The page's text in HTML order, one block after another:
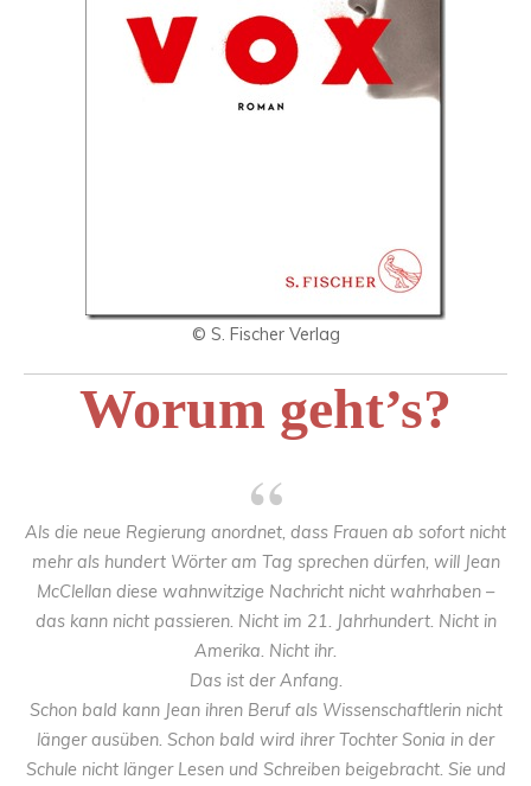
© S. Fischer Verlag
Worum geht’s?
Als die neue Regierung anordnet, dass Frauen ab sofort nicht
mehr als hundert Wörter am Tag sprechen dürfen, will Jean
McClellan diese wahnwitzige Nachricht nicht wahrhaben –
das kann nicht passieren. Nicht im 21. Jahrhundert. Nicht in
Amerika. Nicht ihr.
Das ist der Anfang.
Schon bald kann Jean ihren Beruf als Wissenschaftlerin nicht
länger ausüben. Schon bald wird ihrer Tochter Sonia in der
Schule nicht länger Lesen und Schreiben beigebracht. Sie und